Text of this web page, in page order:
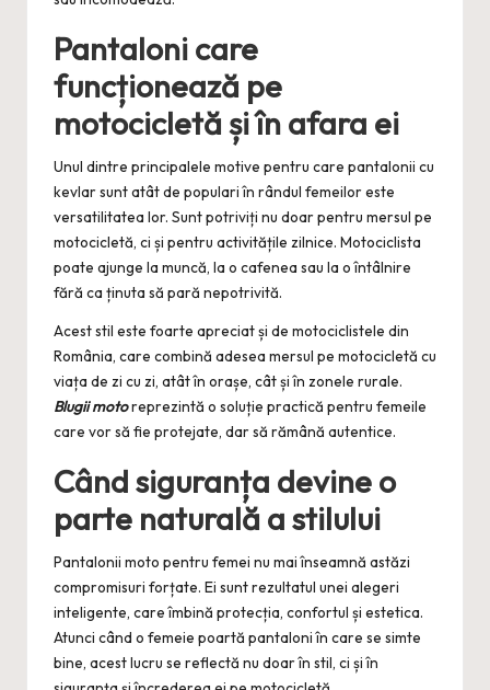
Pantaloni care
funcționează pe
motocicletă și în afara ei
Unul dintre principalele motive pentru care pantalonii cu
kevlar sunt atât de populari în rândul femeilor este
versatilitatea lor. Sunt potriviți nu doar pentru mersul pe
motocicletă, ci și pentru activitățile zilnice. Motociclista
poate ajunge la muncă, la o cafenea sau la o întâlnire
fără ca ținuta să pară nepotrivită.
Acest stil este foarte apreciat și de motociclistele din
România, care combină adesea mersul pe motocicletă cu
viața de zi cu zi, atât în orașe, cât și în zonele rurale.
Blugii motoreprezintă o soluție practică pentru femeile
care vor să fie protejate, dar să rămână autentice.
Când siguranța devine o
parte naturală a stilului
Pantalonii moto pentru femei nu mai înseamnă astăzi
compromisuri forțate. Ei sunt rezultatul unei alegeri
inteligente, care îmbină protecția, confortul și estetica.
Atunci când o femeie poartă pantaloni în care se simte
bine, acest lucru se reflectă nu doar în stil, ci și în